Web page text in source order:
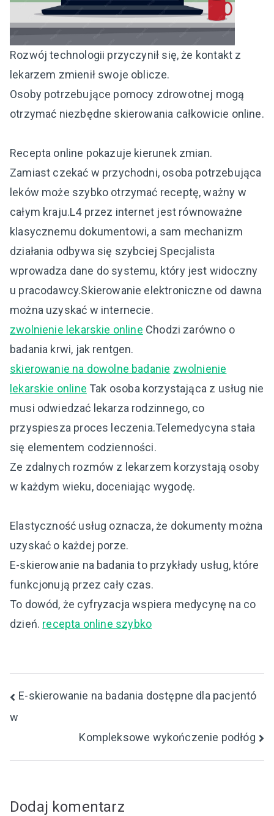
Rozwój technologii przyczynił się, że kontakt z
lekarzem zmienił swoje oblicze.
Osoby potrzebujące pomocy zdrowotnej mogą
otrzymać niezbędne skierowania całkowicie online.
Recepta online pokazuje kierunek zmian.
Zamiast czekać w przychodni, osoba potrzebująca
leków może szybko otrzymać receptę, ważny w
całym kraju.L4 przez internet jest równoważne
klasycznemu dokumentowi, a sam mechanizm
działania odbywa się szybciej Specjalista
wprowadza dane do systemu, który jest widoczny
u pracodawcy.Skierowanie elektroniczne od dawna
można uzyskać w internecie.
zwolnienie lekarskie online Chodzi zarówno o
badania krwi, jak rentgen.
skierowanie na dowolne badanie zwolnienie
lekarskie online Tak osoba korzystająca z usług nie
musi odwiedzać lekarza rodzinnego, co
przyspiesza proces leczenia.Telemedycyna stała
się elementem codzienności.
Ze zdalnych rozmów z lekarzem korzystają osoby
w każdym wieku, doceniając wygodę.
Elastyczność usług oznacza, że dokumenty można
uzyskać o każdej porze.
E-skierowanie na badania to przykłady usług, które
funkcjonują przez cały czas.
To dowód, że cyfryzacja wspiera medycynę na co
dzień. recepta online szybko
Nawigacja
wpisu
E-skierowanie na badania dostępne dla pacjentó
w
Kompleksowe wykończenie podłóg
Dodaj komentarz